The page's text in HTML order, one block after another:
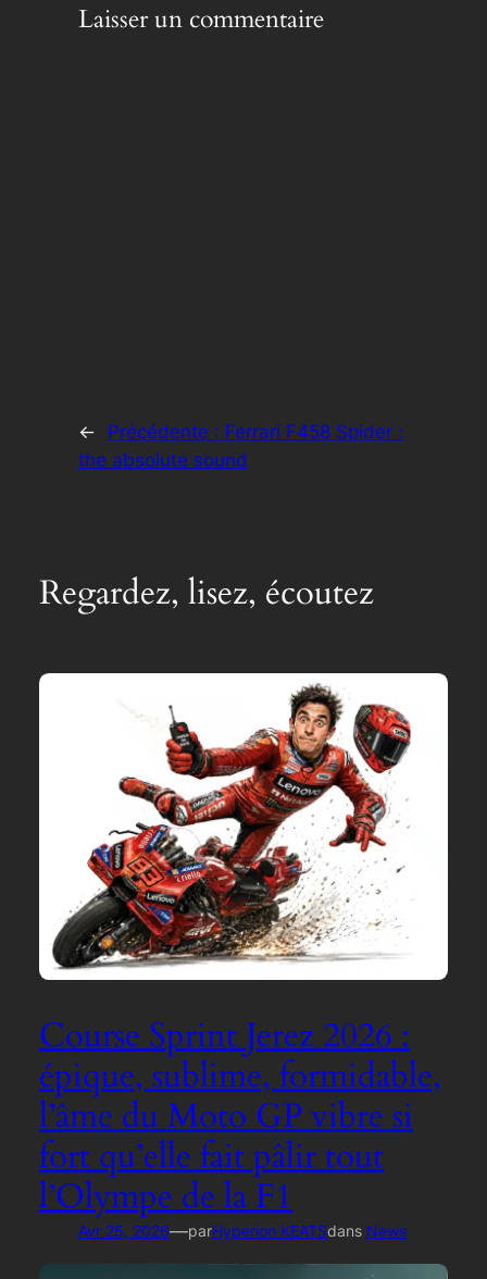
Laisser un commentaire
← Précédente : Ferrari F458 Spider :
the absolute sound
Regardez, lisez, écoutez
Course Sprint Jerez 2026 :
épique, sublime, formidable,
l’âme du Moto GP vibre si
fort qu’elle fait pâlir tout
l’Olympe de la F1
Avr 25, 2026—parHyperion KEATSdans News